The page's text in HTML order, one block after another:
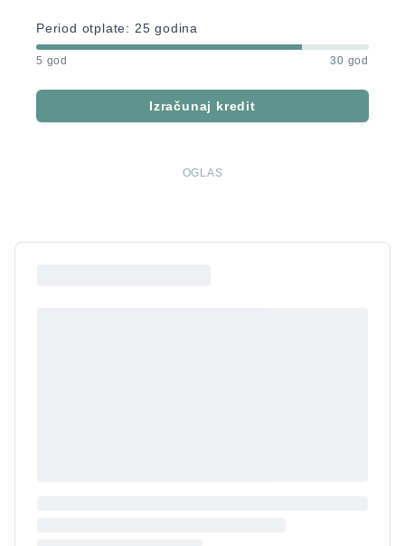
Period otplate: 25 godina
5 god 30 god
Izračunaj kredit
OGLAS